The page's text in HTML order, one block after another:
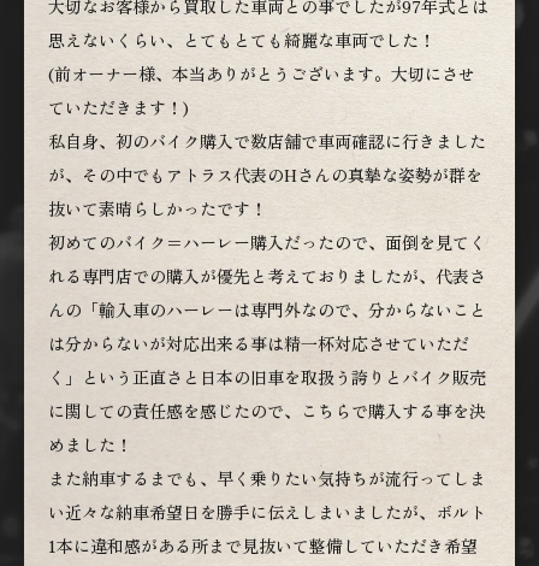
大切なお客様から買取した車両との事でしたが97年式とは
思えないくらい、とてもとても綺麗な車両でした！
(前オーナー様、本当ありがとうございます。大切にさせ
ていただきます！)
私自身、初のバイク購入で数店舗で車両確認に行きました
が、その中でもアトラス代表のHさんの真摯な姿勢が群を
抜いて素晴らしかったです！
初めてのバイク＝ハーレー購入だったので、面倒を見てく
れる専門店での購入が優先と考えておりましたが、代表さ
んの「輸入車のハーレーは専門外なので、分からないこと
は分からないが対応出来る事は精一杯対応させていただ
く」という正直さと日本の旧車を取扱う誇りとバイク販売
に関しての責任感を感じたので、こちらで購入する事を決
めました！
また納車するまでも、早く乗りたい気持ちが流行ってしま
い近々な納車希望日を勝手に伝えしまいましたが、ボルト
1本に違和感がある所まで見抜いて整備していただき希望